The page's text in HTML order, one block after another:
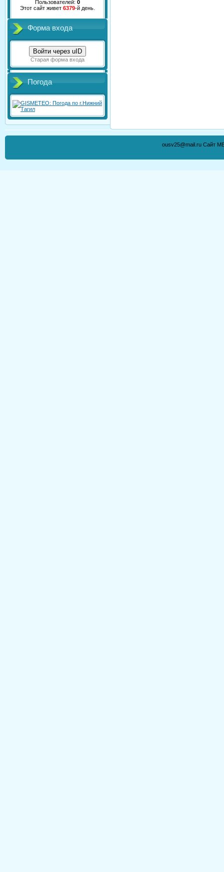
Пользователей: 0
Этот сайт живет 6379-й день.
Форма входа
Войти через uID
Старая форма входа
Погода
ousv25@mail.ru Сайт